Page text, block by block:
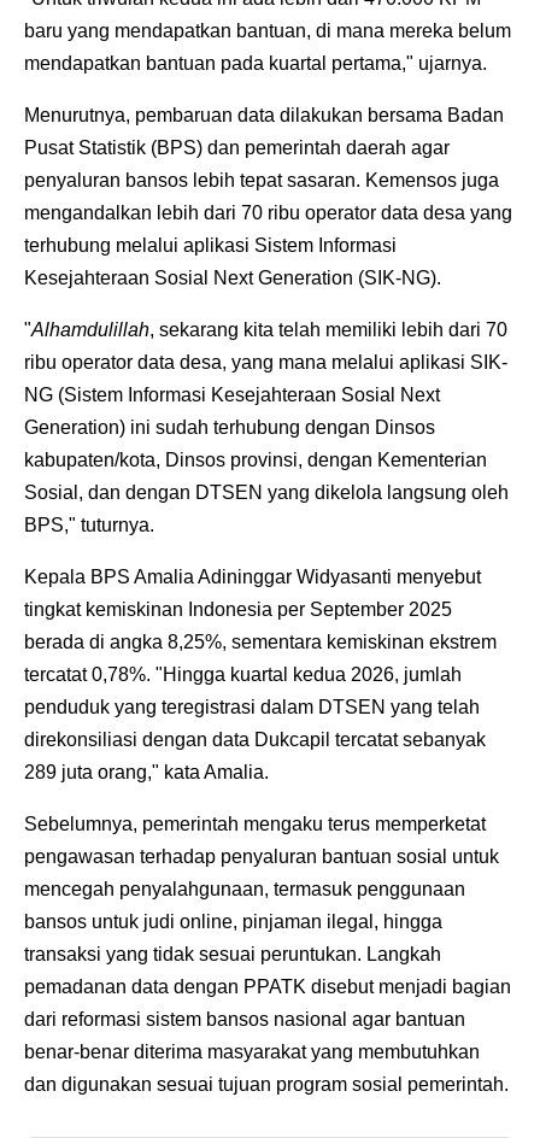
baru yang mendapatkan bantuan, di mana mereka belum
mendapatkan bantuan pada kuartal pertama," ujarnya.
Menurutnya, pembaruan data dilakukan bersama Badan
Pusat Statistik (BPS) dan pemerintah daerah agar
penyaluran bansos lebih tepat sasaran. Kemensos juga
mengandalkan lebih dari 70 ribu operator data desa yang
terhubung melalui aplikasi Sistem Informasi
Kesejahteraan Sosial Next Generation (SIK-NG).
"Alhamdulillah, sekarang kita telah memiliki lebih dari 70
ribu operator data desa, yang mana melalui aplikasi SIK-
NG (Sistem Informasi Kesejahteraan Sosial Next
Generation) ini sudah terhubung dengan Dinsos
kabupaten/kota, Dinsos provinsi, dengan Kementerian
Sosial, dan dengan DTSEN yang dikelola langsung oleh
BPS," tuturnya.
Kepala BPS Amalia Adininggar Widyasanti menyebut
tingkat kemiskinan Indonesia per September 2025
berada di angka 8,25%, sementara kemiskinan ekstrem
tercatat 0,78%. "Hingga kuartal kedua 2026, jumlah
penduduk yang teregistrasi dalam DTSEN yang telah
direkonsiliasi dengan data Dukcapil tercatat sebanyak
289 juta orang," kata Amalia.
Sebelumnya, pemerintah mengaku terus memperketat
pengawasan terhadap penyaluran bantuan sosial untuk
mencegah penyalahgunaan, termasuk penggunaan
bansos untuk judi online, pinjaman ilegal, hingga
transaksi yang tidak sesuai peruntukan. Langkah
pemadanan data dengan PPATK disebut menjadi bagian
dari reformasi sistem bansos nasional agar bantuan
benar-benar diterima masyarakat yang membutuhkan
dan digunakan sesuai tujuan program sosial pemerintah.